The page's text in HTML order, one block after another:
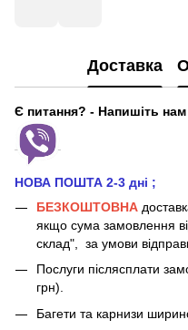
Доставка
Є питання? - Напишіть нам
НОВА ПОШТА 2-3 дні ;
БЕЗКОШТОВНА
якщо сума замовлення
склад", за умови
Послуги післясплати
грн).
Багети та карнизи